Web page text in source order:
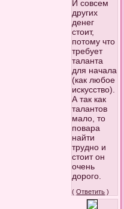
И совсем
других
денег
стоит,
потому что
требует
таланта
для начала
(как любое
искусство).
А так как
талантов
мало, то
повара
найти
трудно и
стоит он
очень
дорого.
(Ответить )